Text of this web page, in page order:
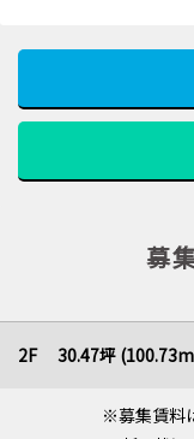
募
2F 30.47坪
※募集賃料